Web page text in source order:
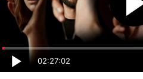
02:27:02